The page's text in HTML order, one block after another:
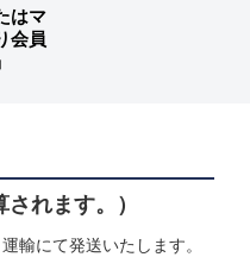
はマ
会員
れます。）
輸にて発送いたします。